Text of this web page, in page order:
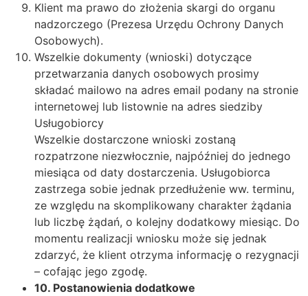
Klient ma prawo do złożenia skargi do organu
nadzorczego (Prezesa Urzędu Ochrony Danych
Osobowych).
Wszelkie dokumenty (wnioski) dotyczące
przetwarzania danych osobowych prosimy
składać mailowo na adres email podany na stronie
internetowej lub listownie na adres siedziby
Usługobiorcy
Wszelkie dostarczone wnioski zostaną
rozpatrzone niezwłocznie, najpóźniej do jednego
miesiąca od daty dostarczenia. Usługobiorca
zastrzega sobie jednak przedłużenie ww. terminu,
ze względu na skomplikowany charakter żądania
lub liczbę żądań, o kolejny dodatkowy miesiąc. Do
momentu realizacji wniosku może się jednak
zdarzyć, że klient otrzyma informację o rezygnacji
– cofając jego zgodę.
10. Postanowienia dodatkowe